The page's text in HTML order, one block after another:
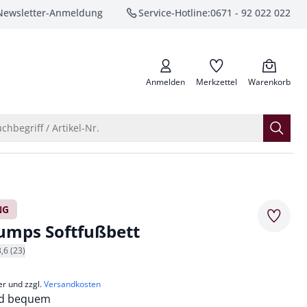
Anmeldung Service-Hotline:0671 - 92 022 022
anrufen
Anmelden Merkzettel Warenkorb
/ Artikel-Nr.
Softfußbett
(23)
und zzgl.Versandkosten
bequem